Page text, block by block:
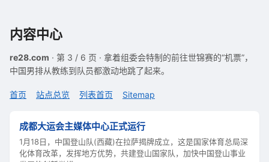
内容中心
re28.com · 第 3 / 6 页 · 拿着组委会特制的前往世锦赛的“机票”，
中国男排从教练到队员都激动地跳了起来。
首页 站点总览 列表首页 Sitemap
成都大运会主媒体中心正式运行
1月18日，中国登山队(西藏)在拉萨揭牌成立，这是国家体育总局深
化体育改革，发挥地方优势，共建登山国家队，加快中国登山事业